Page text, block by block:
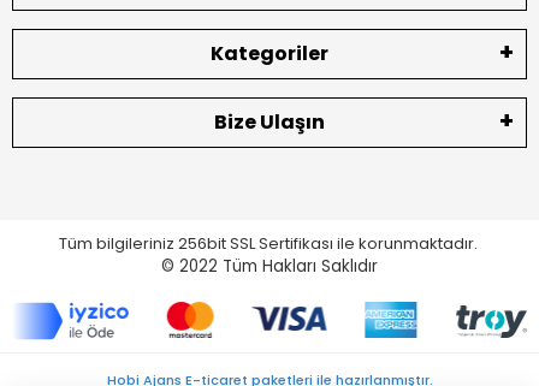
Kategoriler
Bize Ulaşın
Tüm bilgileriniz 256bit SSL Sertifikası ile korunmaktadır.
© 2022 Tüm Hakları Saklıdır
Hobi Ajans E-ticaret paketleri ile hazırlanmıştır.